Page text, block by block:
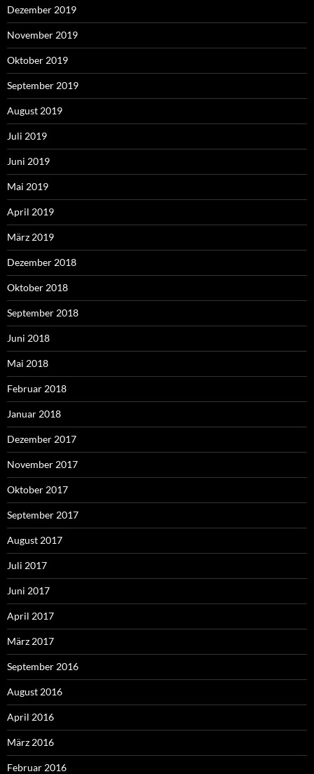
Dezember 2019
November 2019
Oktober 2019
September 2019
August 2019
Juli 2019
Juni 2019
Mai 2019
April 2019
März 2019
Dezember 2018
Oktober 2018
September 2018
Juni 2018
Mai 2018
Februar 2018
Januar 2018
Dezember 2017
November 2017
Oktober 2017
September 2017
August 2017
Juli 2017
Juni 2017
April 2017
März 2017
September 2016
August 2016
April 2016
März 2016
Februar 2016